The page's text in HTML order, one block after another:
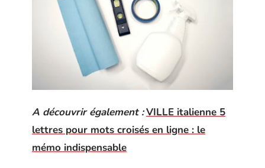
A découvrir également :VILLE italienne 5
lettres pour mots croisés en ligne : le
mémo indispensable